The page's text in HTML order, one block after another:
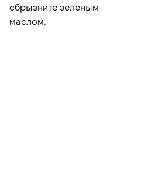
сбрызните зеленым
маслом.